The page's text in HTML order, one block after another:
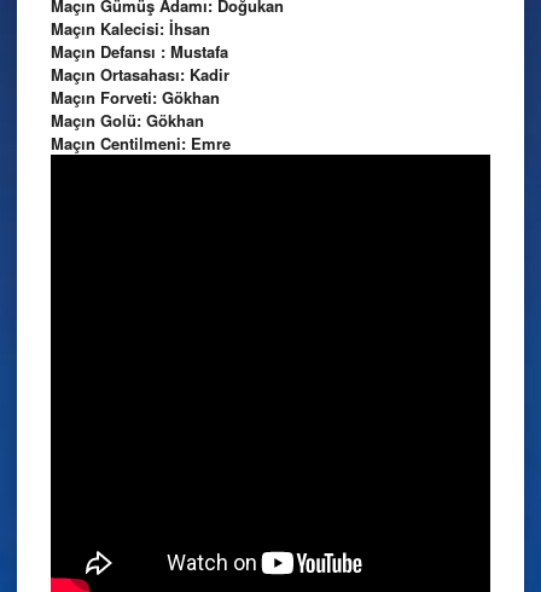
Maçın Gümüş Adamı: Doğukan
Maçın Kalecisi: İhsan
Maçın Defansı : Mustafa
Maçın Ortasahası: Kadir
Maçın Forveti: Gökhan
Maçın Golü: Gökhan
Maçın Centilmeni: Emre